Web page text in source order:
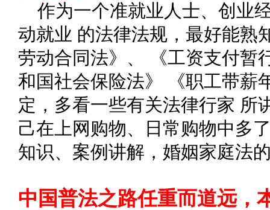
作为一个准就业人士、创业
动就业 的法律法规，最好能熟
劳动合同法》、 《工资支付暂
和国社会保险法》 《职工带薪
定，多看一些有关法律行家 所
己在上网购物、日常购物中多
知识、案例讲解，婚姻家庭法
中国普法之路任重而道远，